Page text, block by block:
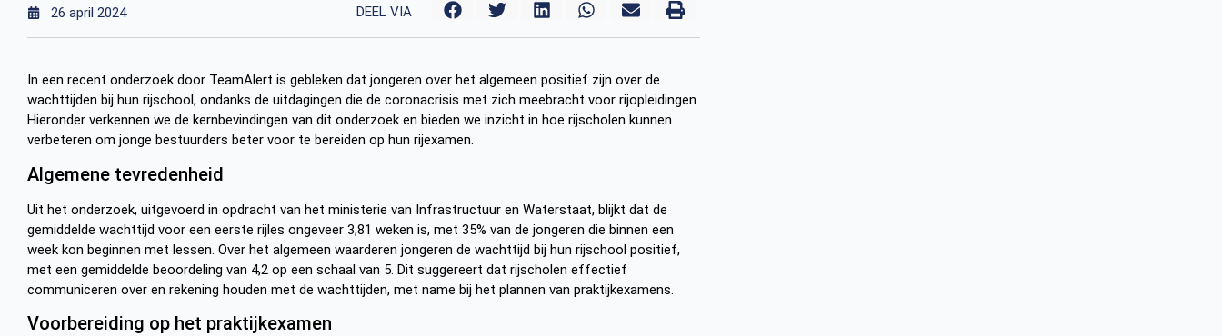
26 april 2024 DEEL VIA
In een recent onderzoek door TeamAlert is gebleken dat jongeren over het algemeen positief zijn over de
wachttijden bij hun rijschool, ondanks de uitdagingen die de coronacrisis met zich meebracht voor rijopleidingen.
Hieronder verkennen we de kernbevindingen van dit onderzoek en bieden we inzicht in hoe rijscholen kunnen
verbeteren om jonge bestuurders beter voor te bereiden op hun rijexamen.
Algemene tevredenheid
Uit het onderzoek, uitgevoerd in opdracht van het ministerie van Infrastructuur en Waterstaat, blijkt dat de
gemiddelde wachttijd voor een eerste rijles ongeveer 3,81 weken is, met 35% van de jongeren die binnen een
week kon beginnen met lessen. Over het algemeen waarderen jongeren de wachttijd bij hun rijschool positief,
met een gemiddelde beoordeling van 4,2 op een schaal van 5. Dit suggereert dat rijscholen effectief
communiceren over en rekening houden met de wachttijden, met name bij het plannen van praktijkexamens.
Voorbereiding op het praktijkexamen